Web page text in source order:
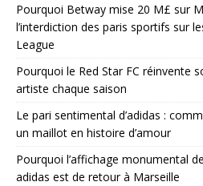
Pourquoi Betway mise 20 M£ sur
l’interdiction des paris sportifs sur
League
Pourquoi le Red Star FC réinvente
artiste chaque saison
Le pari sentimental d’adidas :
un maillot en histoire d’amour
Pourquoi l’affichage monumental
adidas est de retour à Marseille